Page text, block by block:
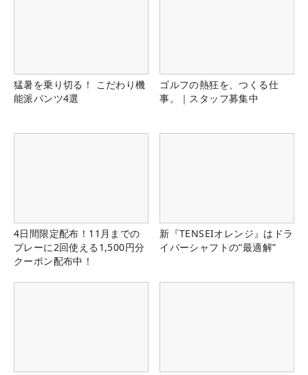
猛暑を乗り切る！ こだわり機
能派パンツ4選
ゴルフの熱狂を、つくる仕
事。｜スタッフ募集中
4日間限定配布！11月までの
プレーに2回使える1,500円分
クーポン配布中！
新『TENSEIオレンジ』はドラ
イバーシャフトの“最適解”